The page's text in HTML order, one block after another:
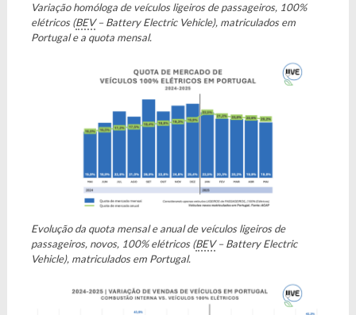
Variação homóloga de veículos ligeiros de passageiros, 100%
elétricos (BEV– Battery Electric Vehicle), matriculados em
Portugal e a quota mensal.
Evolução da quota mensal e anual de veículos ligeiros de
passageiros, novos, 100% elétricos (BEV– Battery Electric
Vehicle), matriculados em Portugal.